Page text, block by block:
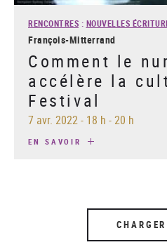
RENCONTRES : NOUVELLES
François-Mitterrand
Comment le
accélère la
Festival
7 avr. 2022- 18 h - 20 h
EN SAVOIR